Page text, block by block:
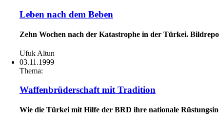
Leben nach dem Beben
Zehn Wochen nach der Katastrophe in der Türkei.
Ufuk Altun
03.11.1999
Thema:
Waffenbrüderschaft mit Tradition
Wie die Türkei mit Hilfe der BRD ihre nationale